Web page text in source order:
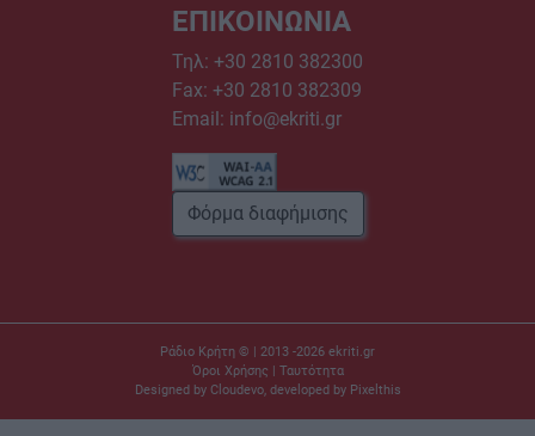
ΕΠΙΚΟΙΝΩΝΙΑ
Τηλ: +30 2810 382300
Fax: +30 2810 382309
Email: info@ekriti.gr
Φόρμα διαφήμισης
Ράδιο Κρήτη © | 2013 -2026 ekriti.gr
Όροι Χρήσης | Ταυτότητα
Designed by Cloudevo, developed by Pixelthis